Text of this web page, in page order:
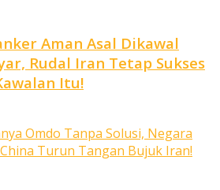
Aman Asal Dikawal
Rudal Iran Tetap Sukses
Itu!